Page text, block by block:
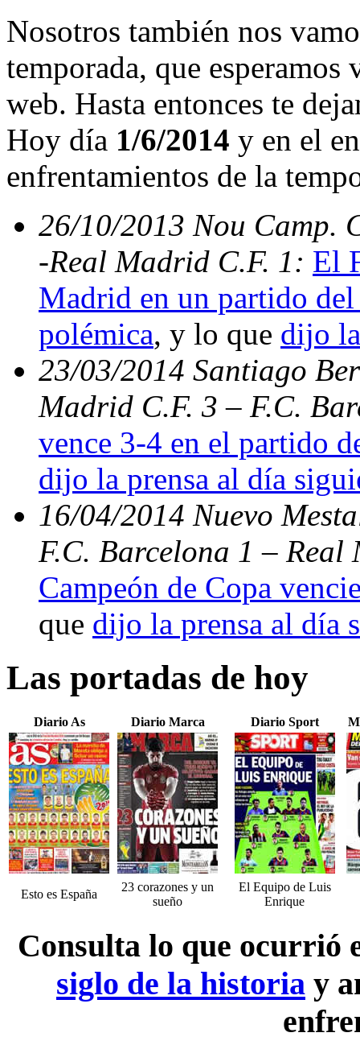
Nosotros también nos
temporada, que esperamos
web. Hasta entonces te
Hoy día 1/6/2014 y en el
enfrentamientos de la
26/10/2013 Nou Camp.
-Real Madrid C.F. 1: El
Madrid en un partido
polémica, y lo que dijo
23/03/2014 Santiago
Madrid C.F. 3 – F.C.
vence 3-4 en el partido
dijo la prensa al día
16/04/2014 Nuevo
F.C. Barcelona 1 –
Campeón de Copa
que dijo la prensa al día
Las portadas de hoy
Diario As Diario Marca Diario Sport
Esto es España
23 corazones y un
sueño
El Equipo de Luis
Enrique
Consulta lo que ocurrió
siglo de la historia y